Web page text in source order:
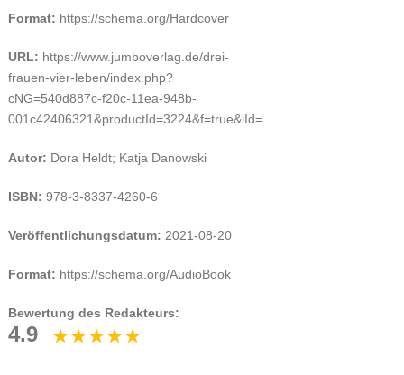
Format: https://schema.org/Hardcover
URL: https://www.jumboverlag.de/drei-
frauen-vier-leben/index.php?
cNG=540d887c-f20c-11ea-948b-
Autor: Dora Heldt; Katja Danowski
ISBN: 978-3-8337-4260-6
Veröffentlichungsdatum: 2021-08-20
Format: https://schema.org/AudioBook
Bewertung des Redakteurs:
4.9